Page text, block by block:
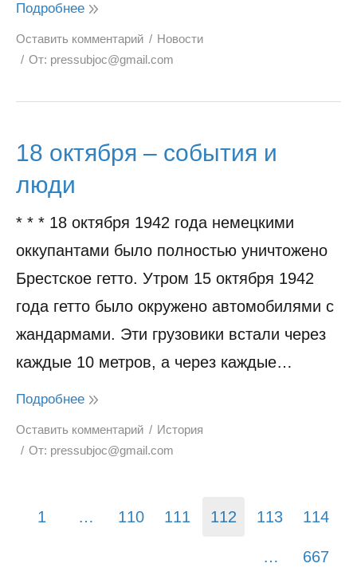
Подробнее
Оставить комментарий
Новости
От: pressubjoc@gmail.com
18 октября – события и
люди
* * * 18 октября 1942 года немецкими
оккупантами было полностью уничтожено
Брестское гетто. Утром 15 октября 1942
года гетто было окружено автомобилями с
жандармами. Эти грузовики встали через
каждые 10 метров, а через каждые…
Подробнее
Оставить комментарий
История
От: pressubjoc@gmail.com
1 … 110 111 112 113 114
… 667